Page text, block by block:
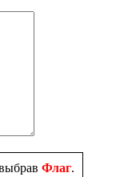
Флаг.